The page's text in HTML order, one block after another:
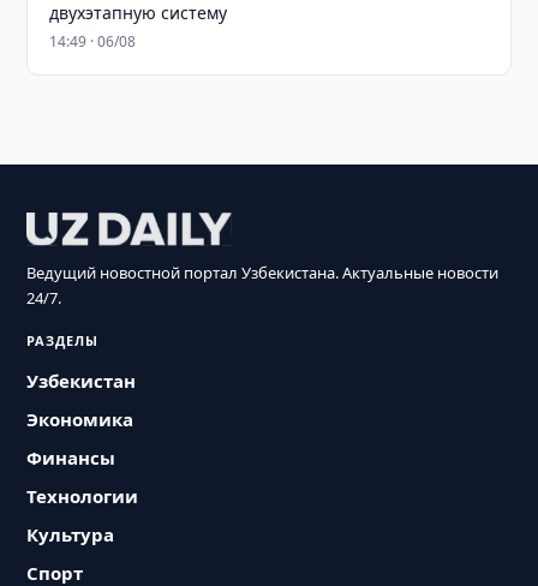
двухэтапную систему
14:49 · 06/08
Ведущий новостной портал Узбекистана. Актуальные новости
24/7.
РАЗДЕЛЫ
Узбекистан
Экономика
Финансы
Технологии
Культура
Спорт